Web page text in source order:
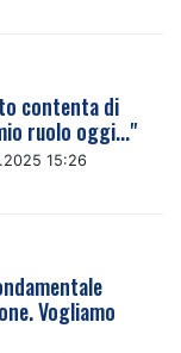
contenta di
ruolo oggi..."
15:26
Vogliamo